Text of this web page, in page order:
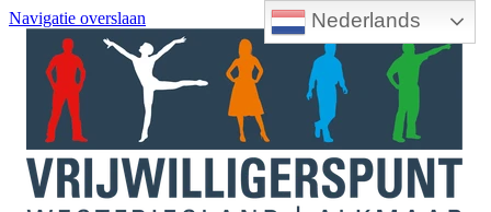
Nederlands
Navigatie overslaan